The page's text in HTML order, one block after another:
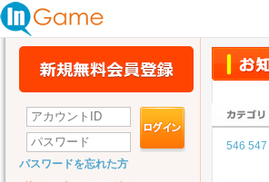
パスワードを忘れた方
546 547